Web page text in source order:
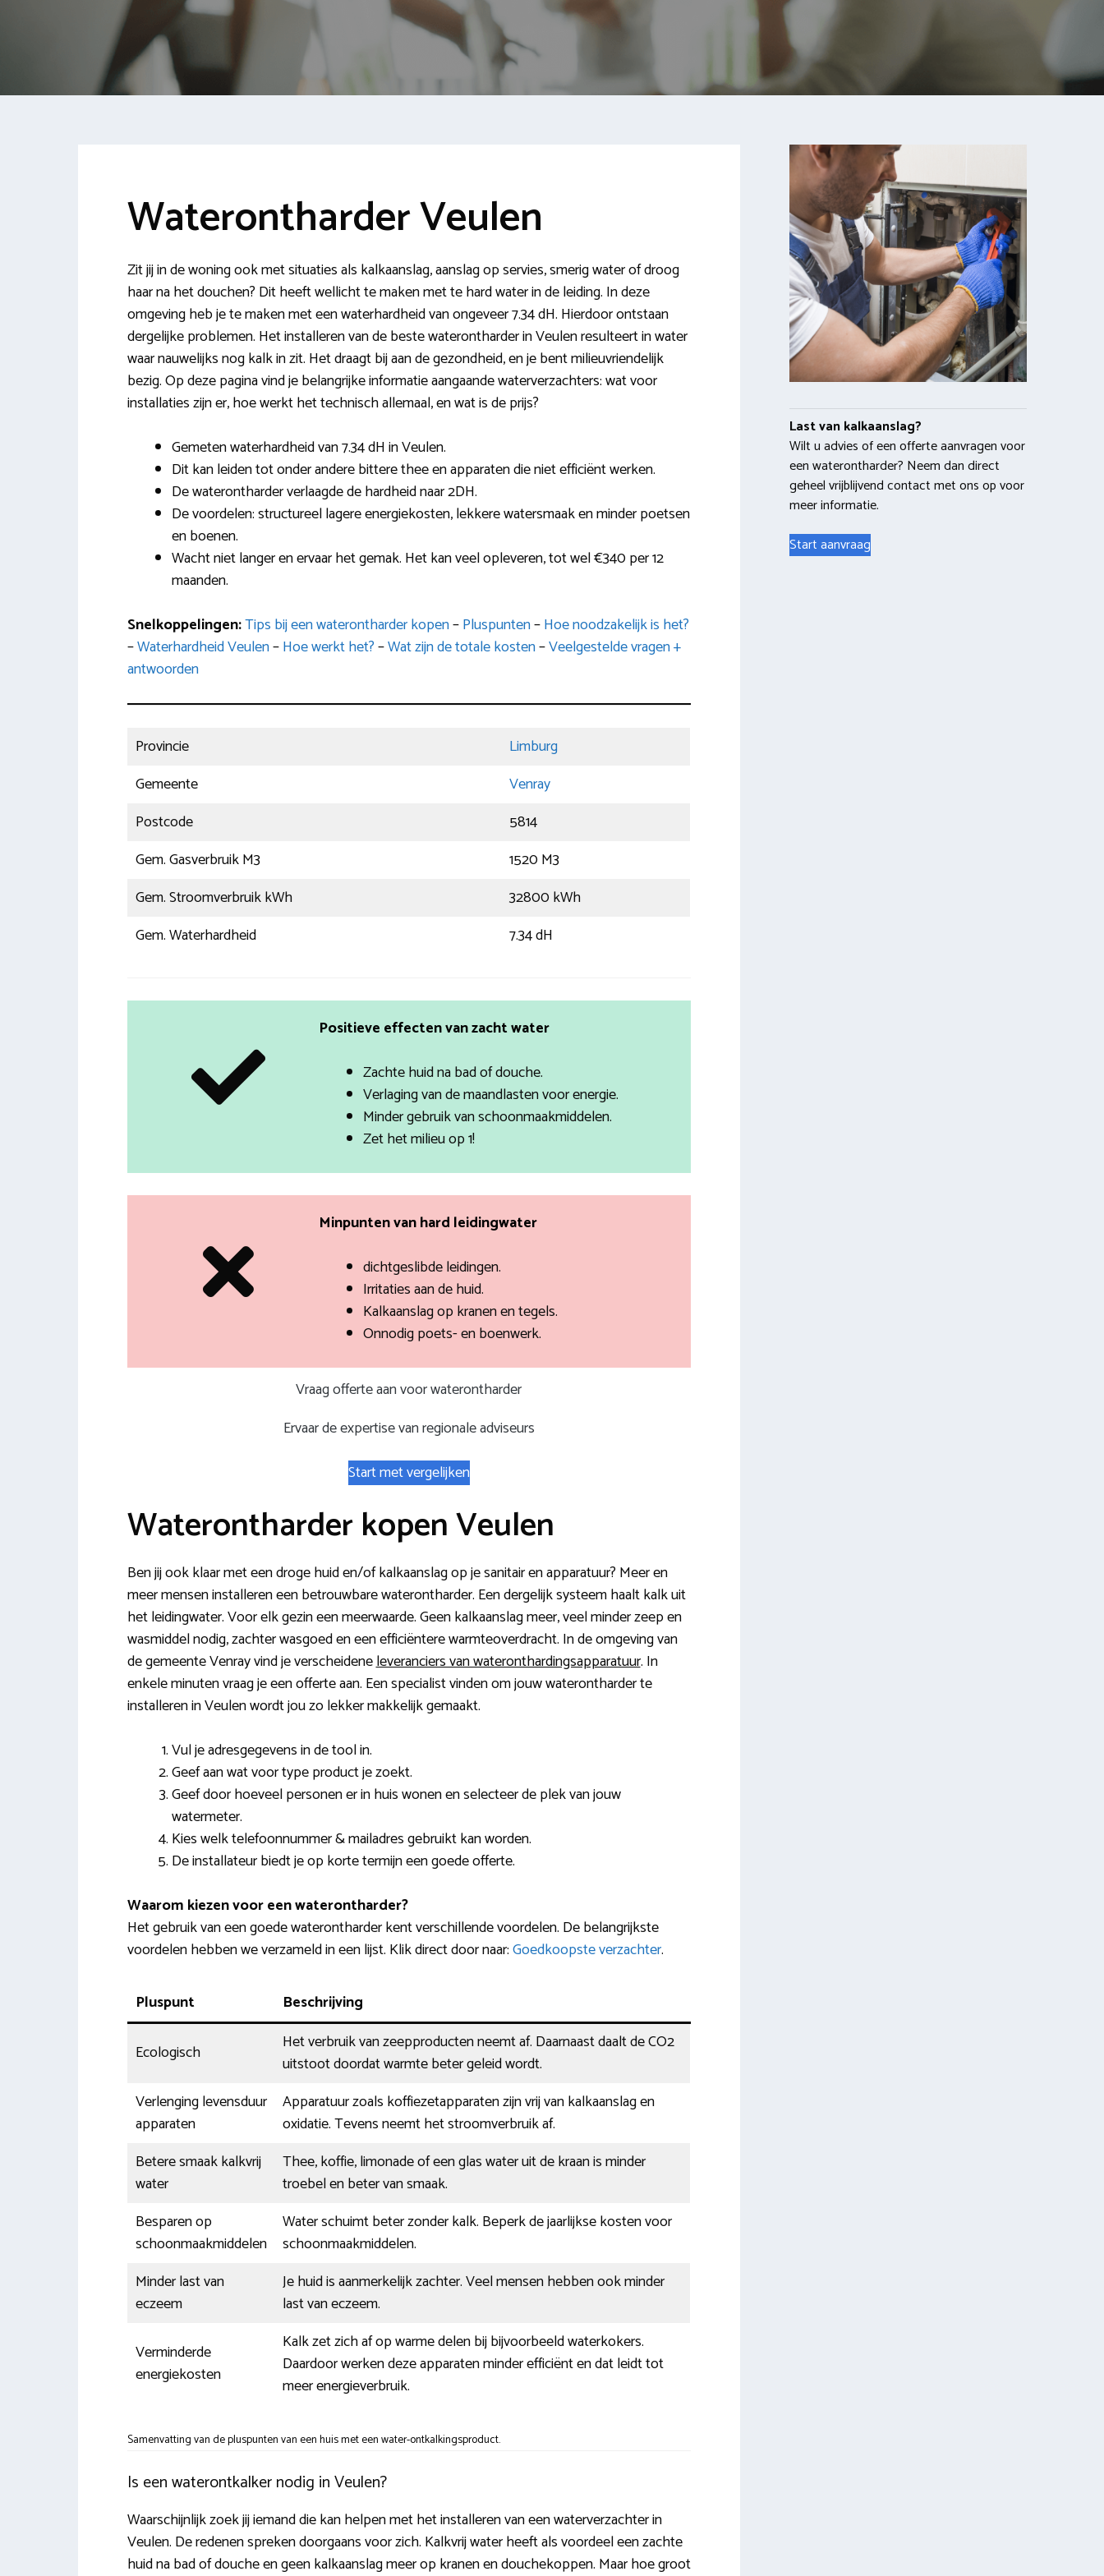
Waterontharder Veulen
Zit jij in de woning ook met situaties als kalkaanslag, aanslag op servies, smerig water of droog
haar na het douchen? Dit heeft wellicht te maken met te hard water in de leiding. In deze
omgeving heb je te maken met een waterhardheid van ongeveer 7.34 dH. Hierdoor ontstaan
dergelijke problemen. Het installeren van de beste waterontharder in Veulen resulteert in water
waar nauwelijks nog kalk in zit. Het draagt bij aan de gezondheid, en je bent milieuvriendelijk
bezig. Op deze pagina vind je belangrijke informatie aangaande waterverzachters: wat voor
installaties zijn er, hoe werkt het technisch allemaal, en wat is de prijs?
Gemeten waterhardheid van 7.34 dH in Veulen.
Dit kan leiden tot onder andere bittere thee en apparaten die niet efficiënt werken.
De waterontharder verlaagde de hardheid naar 2DH.
De voordelen: structureel lagere energiekosten, lekkere watersmaak en minder poetsen
en boenen.
Wacht niet langer en ervaar het gemak. Het kan veel opleveren, tot wel €340 per 12
maanden.
Snelkoppelingen:Tips bij een waterontharder kopen–Pluspunten–Hoe noodzakelijk is het?
–Waterhardheid Veulen–Hoe werkt het?–Wat zijn de totale kosten–Veelgestelde vragen +
antwoorden
Provincie
Limburg
Gemeente
Venray
Postcode
5814
Gem. Gasverbruik M3
1520 M3
Gem. Stroomverbruik kWh
32800 kWh
Gem. Waterhardheid
7.34 dH
Positieve effecten van zacht water
Zachte huid na bad of douche.
Verlaging van de maandlasten voor energie.
Minder gebruik van schoonmaakmiddelen.
Zet het milieu op 1!
Minpunten van hard leidingwater
dichtgeslibde leidingen.
Irritaties aan de huid.
Kalkaanslag op kranen en tegels.
Onnodig poets- en boenwerk.
Vraag offerte aan voor waterontharder
Ervaar de expertise van regionale adviseurs
Start met vergelijken
Waterontharder kopen Veulen
Ben jij ook klaar met een droge huid en/of kalkaanslag op je sanitair en apparatuur? Meer en
meer mensen installeren een betrouwbare waterontharder. Een dergelijk systeem haalt kalk uit
het leidingwater. Voor elk gezin een meerwaarde. Geen kalkaanslag meer, veel minder zeep en
wasmiddel nodig, zachter wasgoed en een efficiëntere warmteoverdracht. In de omgeving van
de gemeente Venray vind je verscheideneleveranciers van wateronthardingsapparatuur. In
enkele minuten vraag je een offerte aan. Een specialist vinden om jouw waterontharder te
installeren in Veulen wordt jou zo lekker makkelijk gemaakt.
Vul je adresgegevens in de tool in.
Geef aan wat voor type product je zoekt.
Geef door hoeveel personen er in huis wonen en selecteer de plek van jouw
watermeter.
Kies welk telefoonnummer & mailadres gebruikt kan worden.
De installateur biedt je op korte termijn een goede offerte.
Waarom kiezen voor een waterontharder?
Het gebruik van een goede waterontharder kent verschillende voordelen. De belangrijkste
voordelen hebben we verzameld in een lijst. Klik direct door naar:Goedkoopste verzachter.
Pluspunt Beschrijving
Ecologisch
Het verbruik van zeepproducten neemt af. Daarnaast daalt de CO2
uitstoot doordat warmte beter geleid wordt.
Verlenging levensduur
apparaten
Apparatuur zoals koffiezetapparaten zijn vrij van kalkaanslag en
oxidatie. Tevens neemt het stroomverbruik af.
Betere smaak kalkvrij
water
Thee, koffie, limonade of een glas water uit de kraan is minder
troebel en beter van smaak.
Besparen op
schoonmaakmiddelen
Water schuimt beter zonder kalk. Beperk de jaarlijkse kosten voor
schoonmaakmiddelen.
Minder last van
eczeem
Je huid is aanmerkelijk zachter. Veel mensen hebben ook minder
last van eczeem.
Verminderde
energiekosten
Kalk zet zich af op warme delen bij bijvoorbeeld waterkokers.
Daardoor werken deze apparaten minder efficiënt en dat leidt tot
meer energieverbruik.
Samenvatting van de pluspunten van een huis met een water-ontkalkingsproduct.
Is een waterontkalker nodig in Veulen?
Waarschijnlijk zoek jij iemand die kan helpen met het installeren van een waterverzachter in
Veulen. De redenen spreken doorgaans voor zich. Kalkvrij water heeft als voordeel een zachte
huid na bad of douche en geen kalkaanslag meer op kranen en douchekoppen. Maar hoe groot
Last van kalkaanslag?
Wilt u advies of een offerte aanvragen voor
een waterontharder? Neem dan direct
geheel vrijblijvend contact met ons op voor
meer informatie.
Start aanvraag